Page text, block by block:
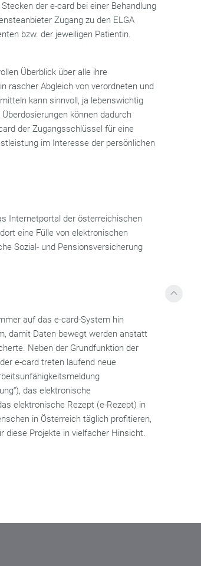
der e-card bei einer Behandlung
Zugang zu den ELGA
bzw. der jeweiligen Patientin.
Überblick über alle ihre
rascher Abgleich von verordneten und
kann sinnvoll, ja lebenswichtig
können dadurch
der Zugangsschlüssel für eine
im Interesse der persönlichen
Internetportal der österreichi­schen
eine Fülle von elektronischen
Sozial- und Pensionsversicherung
auf das e-card-System hin
damit Daten bewegt werden anstatt
Neben der Grundfunktion der
e-card treten laufend neue
das elektronische
elektronische Rezept (e-Rezept) in
in Österreich täglich profitieren,
diese Projekte in vielfacher Hinsicht.